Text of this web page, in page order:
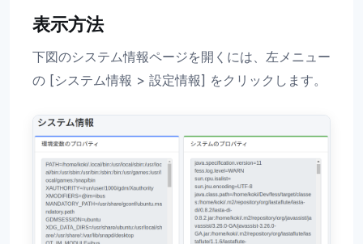
表示方法
下図のシステム情報ページを開くには、左メニュー
の [システム情報 > 設定情報] をクリックします。